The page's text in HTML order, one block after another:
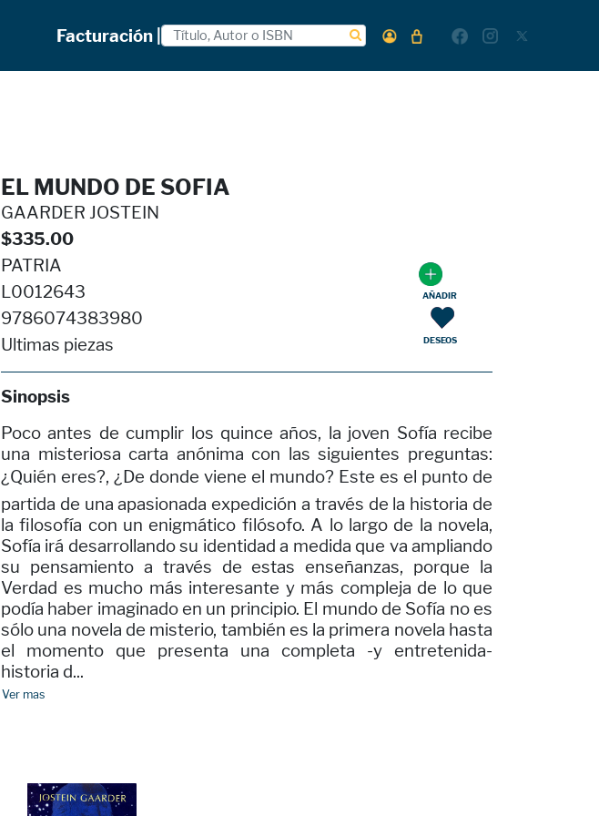
Facturación |
EL MUNDO DE SOFIA
GAARDER JOSTEIN
$335.00
PATRIA
L0012643
9786074383980
Ultimas piezas
Sinopsis
AÑADIR
DESEOS
Poco antes de cumplir los quince años, la joven Sofía recibe
una misteriosa carta anónima con las siguientes preguntas:
¿Quién eres?, ¿De donde viene el mundo? Este es el punto de
partida de una apasionada expedición a través de la historia de
la filosofía con un enigmático filósofo. A lo largo de la novela,
Sofía irá desarrollando su identidad a medida que va ampliando
su pensamiento a través de estas enseñanzas, porque la
Verdad es mucho más interesante y más compleja de lo que
podía haber imaginado en un principio. El mundo de Sofía no es
sólo una novela de misterio, también es la primera novela hasta
el momento que presenta una completa -y entretenida-
historia d...
Ver mas